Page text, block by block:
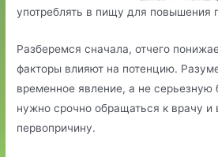
употреблять в пищу для повышения
Разберемся сначала, отчего
факторы влияют на потенцию.
временное явление, а не серьезную
нужно срочно обращаться к врачу и
первопричину.